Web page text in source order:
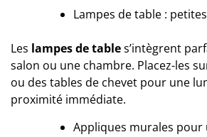
Lampes de table :
Les lampes de tables’intègrent
salon ou une chambre. Placez-les
ou des tables de chevet pour une
proximité immédiate.
Appliques murales pour